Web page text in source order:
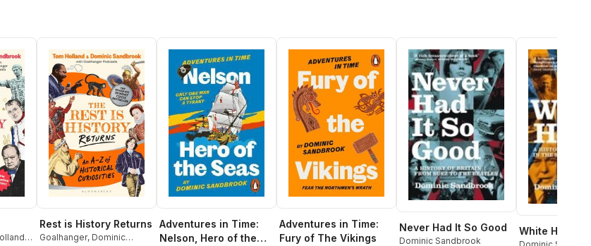
,
Rest is History Returns
Goalhanger, Dominic
Adventures in Time:
Nelson, Hero of the
Adventures in Time:
Fury of The Vikings
Never Had It So Good
Dominic Sandbrook
White Heat